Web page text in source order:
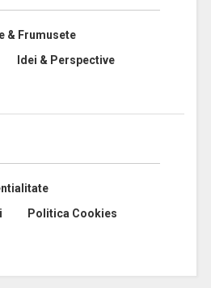
& Frumusete
Idei & Perspective
Politica Cookies